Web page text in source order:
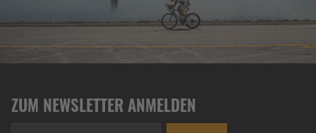
ZUM NEWSLETTER ANMELDEN